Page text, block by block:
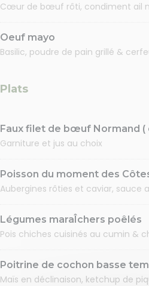
Cœur de bœuf rôti, condiment ail
Oeuf mayo
Basilic, poudre de pain grillé &
Plats
Faux filet de bœuf Normand (
Garniture et jus au choix
Poisson du moment des
Aubergines rôties et caviar, sauce
Légumes maraÎchers poêlés
Pois chiches cuisinés au cumin &
Poitrine de cochon basse
Maïs en déclinaison, ketchup de